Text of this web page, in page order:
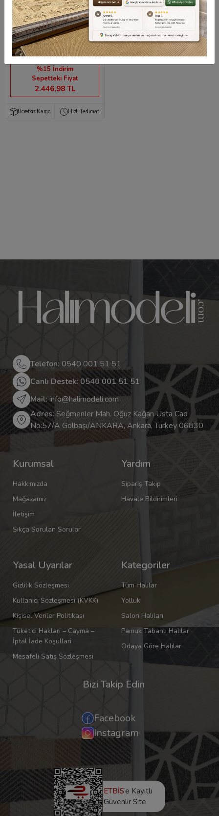
Enti Halı Eliza Plus
3401 Kahve
2.878,80 TL
%15 İndirim
Sepetteki Fiyat
2.446,98 TL
Ücretsiz Kargo Hızlı Teslimat
Telefon: 0540 001 51 51
Canlı Destek: 0540 001 51 51
Mail:info@halimodeli.com
Adres: Seğmenler Mah. Oğuz Kağan Usta Cad
No:57/A Gölbaşı/ANKARA, Ankara, Turkey 06830
Kurumsal
Hakkımızda
Mağazamız
İletişim
Sıkça Sorulan Sorular
Yardım
Sipariş Takip
Havale Bildirimleri
Yasal Uyarılar
Gizlilik Sözleşmesi
Kullanıcı Sözleşmesi (KVKK)
Kişisel Veriler Politikası
Tüketici Haklari – Cayma –
İptal İade Koşullari
Mesafeli Satış Sözleşmesi
Kategoriler
Tüm Halılar
Yolluk
Salon Halıları
Pamuk Tabanlı Halılar
Odaya Göre Halılar
Bizi Takip Edin
Facebook
Instagram
ETBİS’e Kayıtlı
Güvenlir Site